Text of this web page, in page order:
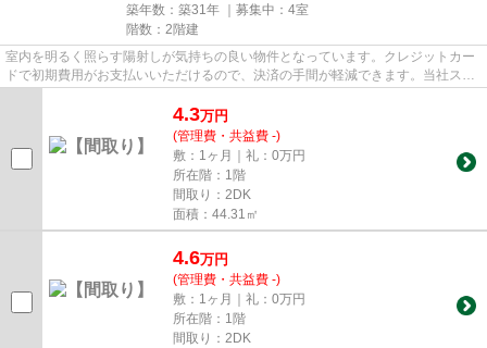
築年数：築31年 ｜募集中： 4室
階数：2階建
室内を明るく照らす陽射しが気持ちの良い物件となっています。クレジットカー
ドで初期費用がお支払いいただけるので、決済の手間が軽減できます。当社スタ
ッフが地域の賃貸情報をご提...
4.3万円
(管理費・共益費 -)
敷：1ヶ月｜礼：0万円
所在階：1階
間取り：2DK
面積：44.31㎡
4.6万円
(管理費・共益費 -)
敷：1ヶ月｜礼：0万円
所在階：1階
間取り：2DK